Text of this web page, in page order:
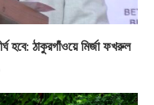
হবে: ঠাকুরগাঁওয়ে মির্জা ফখরুল